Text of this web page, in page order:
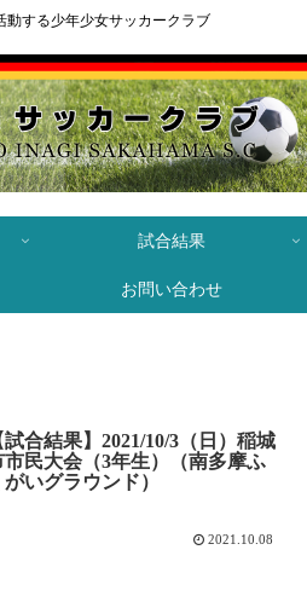
動する少年少女サッカークラブ
試合結果
お問い合わせ
試合結果】2021/10/3（日）稲城
市民大会（3年生）（南多摩ふ
がいグラウンド）
2021.10.08